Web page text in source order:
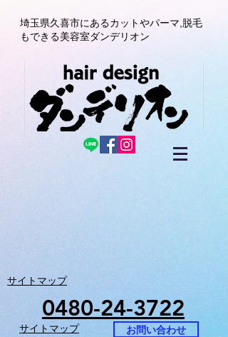
埼玉県久喜市にあるカットやパーマ, 脱毛
もできる美容室ダンデリオン
サイトマップ
0480-24-3722
サイトマップ お問い合わせ